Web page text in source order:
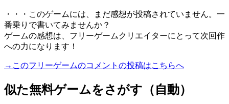
・・・このゲームには、まだ感想が投稿されていません。一
番乗りで書いてみませんか？
ゲームの感想は、フリーゲームクリエイターにとって次回作
への力になります！
→このフリーゲームのコメントの投稿はこちらへ
似た無料ゲームをさがす（自動）